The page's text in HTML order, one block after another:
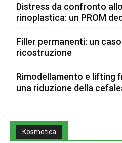
Distress da confronto
rinoplastica: un PROM
Filler permanenti: un
ricostruzione
Rimodellamento e lifting
una riduzione della
Kosmetica